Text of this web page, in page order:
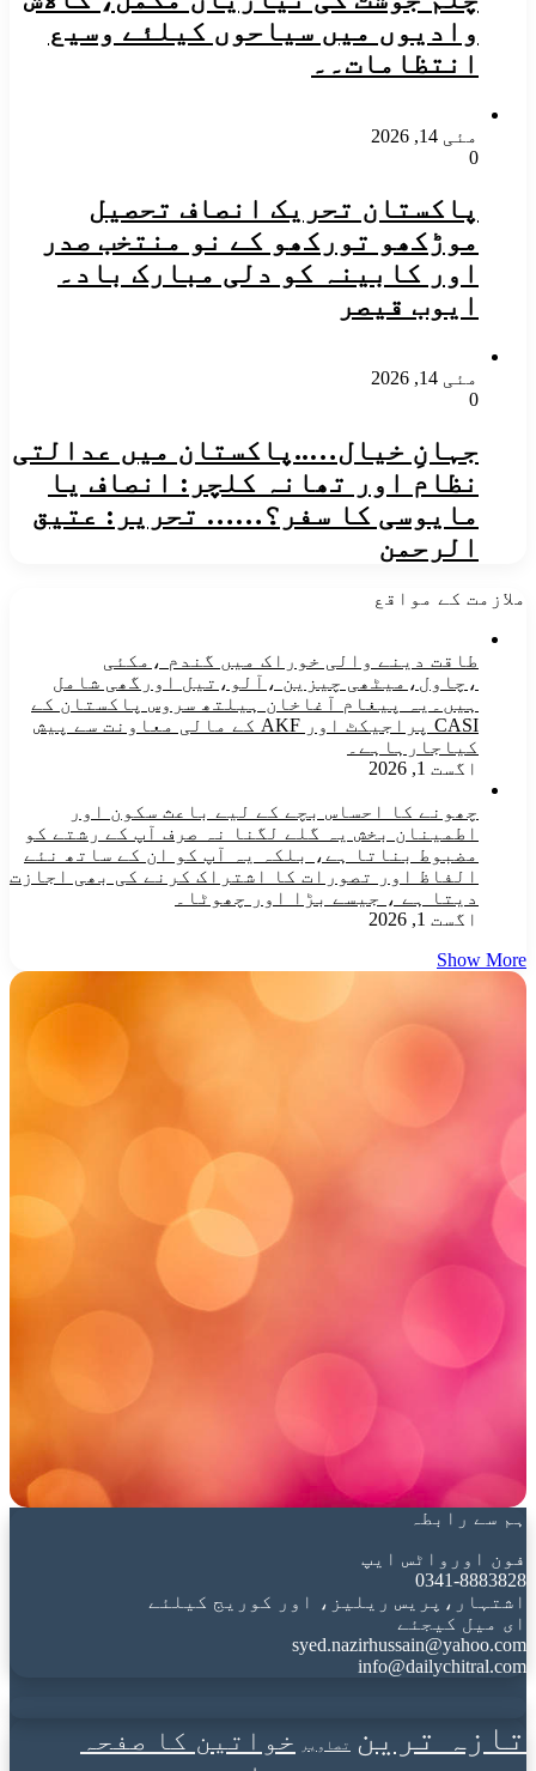
وادیوں میں سیاحوں کیلئے وسیع
انتظامات۔۔
مئی 14, 2026
0
پاکستان تحریک انصاف تحصیل
موڑکھو تورکھو کے نو منتخب صدر
اور کابینہ کو دلی مبارک باد۔
ایوب قیصر
مئی 14, 2026
0
جہانِ خیال…..پاکستان میں عدالتی
نظام اور تھانہ کلچر: انصاف یا
مایوسی کا سفر؟…… تحریر: عتیق
الرحمن
ملازمت کے مواقع
طاقت دینے والی خوراک میں گندم ،مکئی
،چاول،میٹھی چیزین ،آلو،تیل اورگھی شامل
ہیں۔یہ پیغام آغاخان ہیلتھ سروس پاکستان کے
CASI پراجیکٹ اور AKF کے مالی معاونت سے پیش
کیاجارہاہے۔
اگست 1, 2026
چھونے کا احساس بچے کے لیے باعث سکون اور
اطمینان بخش یہ گلے لگنا نہ صرف آپ کے رشتے کو
مضبوط بناتا ہے، بلکہ یہ آپ کو ان کے ساتھ نئے
الفاظ اور تصورات کا اشتراک کرنے کی بھی اجازت
دیتا ہے ، جیسے بڑا اور چھوٹا۔
اگست 1, 2026
Show More
ہم سے رابطہ
فون اورواٹس ایپ
0341-8883828
اشتہار،پریس ریلیز، اور کوریج کیلئے
ای میل کیجئے
syed.nazirhussain@yahoo.com
info@dailychitral.com
تازہ ترین تصاویر خواتین کا صفحہ